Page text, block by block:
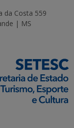
da Costa 559
| MS